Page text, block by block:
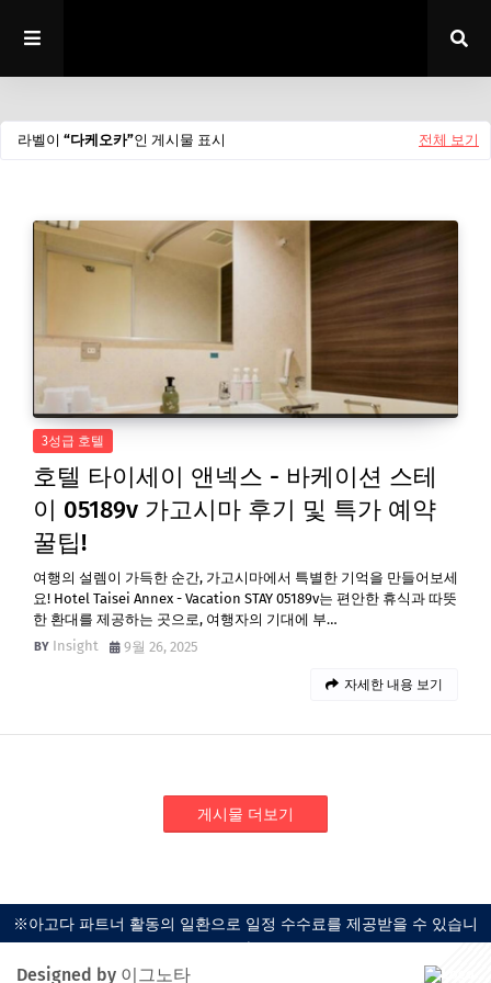
라벨이 다케오카 인 게시물 표시 전체 보기
3성급 호텔
호텔 타이세이 앤넥스 - 바케이션 스테
이 05189v 가고시마 후기 및 특가 예약
꿀팁!
여행의 설렘이 가득한 순간, 가고시마에서 특별한 기억을 만들어보세
요! Hotel Taisei Annex - Vacation STAY 05189v는 편안한 휴식과 따뜻
한 환대를 제공하는 곳으로, 여행자의 기대에 부…
Insight
9월 26, 2025
자세한 내용 보기
게시물 더보기
※아고다 파트너 활동의 일환으로 일정 수수료를 제공받을 수 있습니
다.
Designed by 이그노타